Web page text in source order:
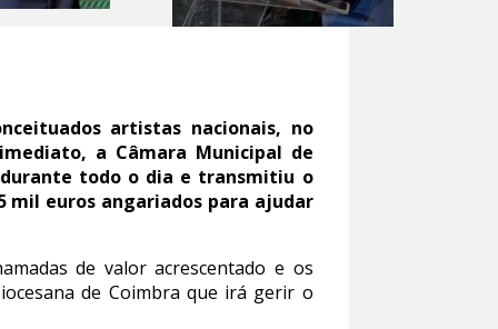
artistas nacionais, no
a Câmara Municipal de
durante todo o dia e transmitiu o
mil euros angariados para ajudar
de valor acrescentado e os
de Coimbra que irá gerir o